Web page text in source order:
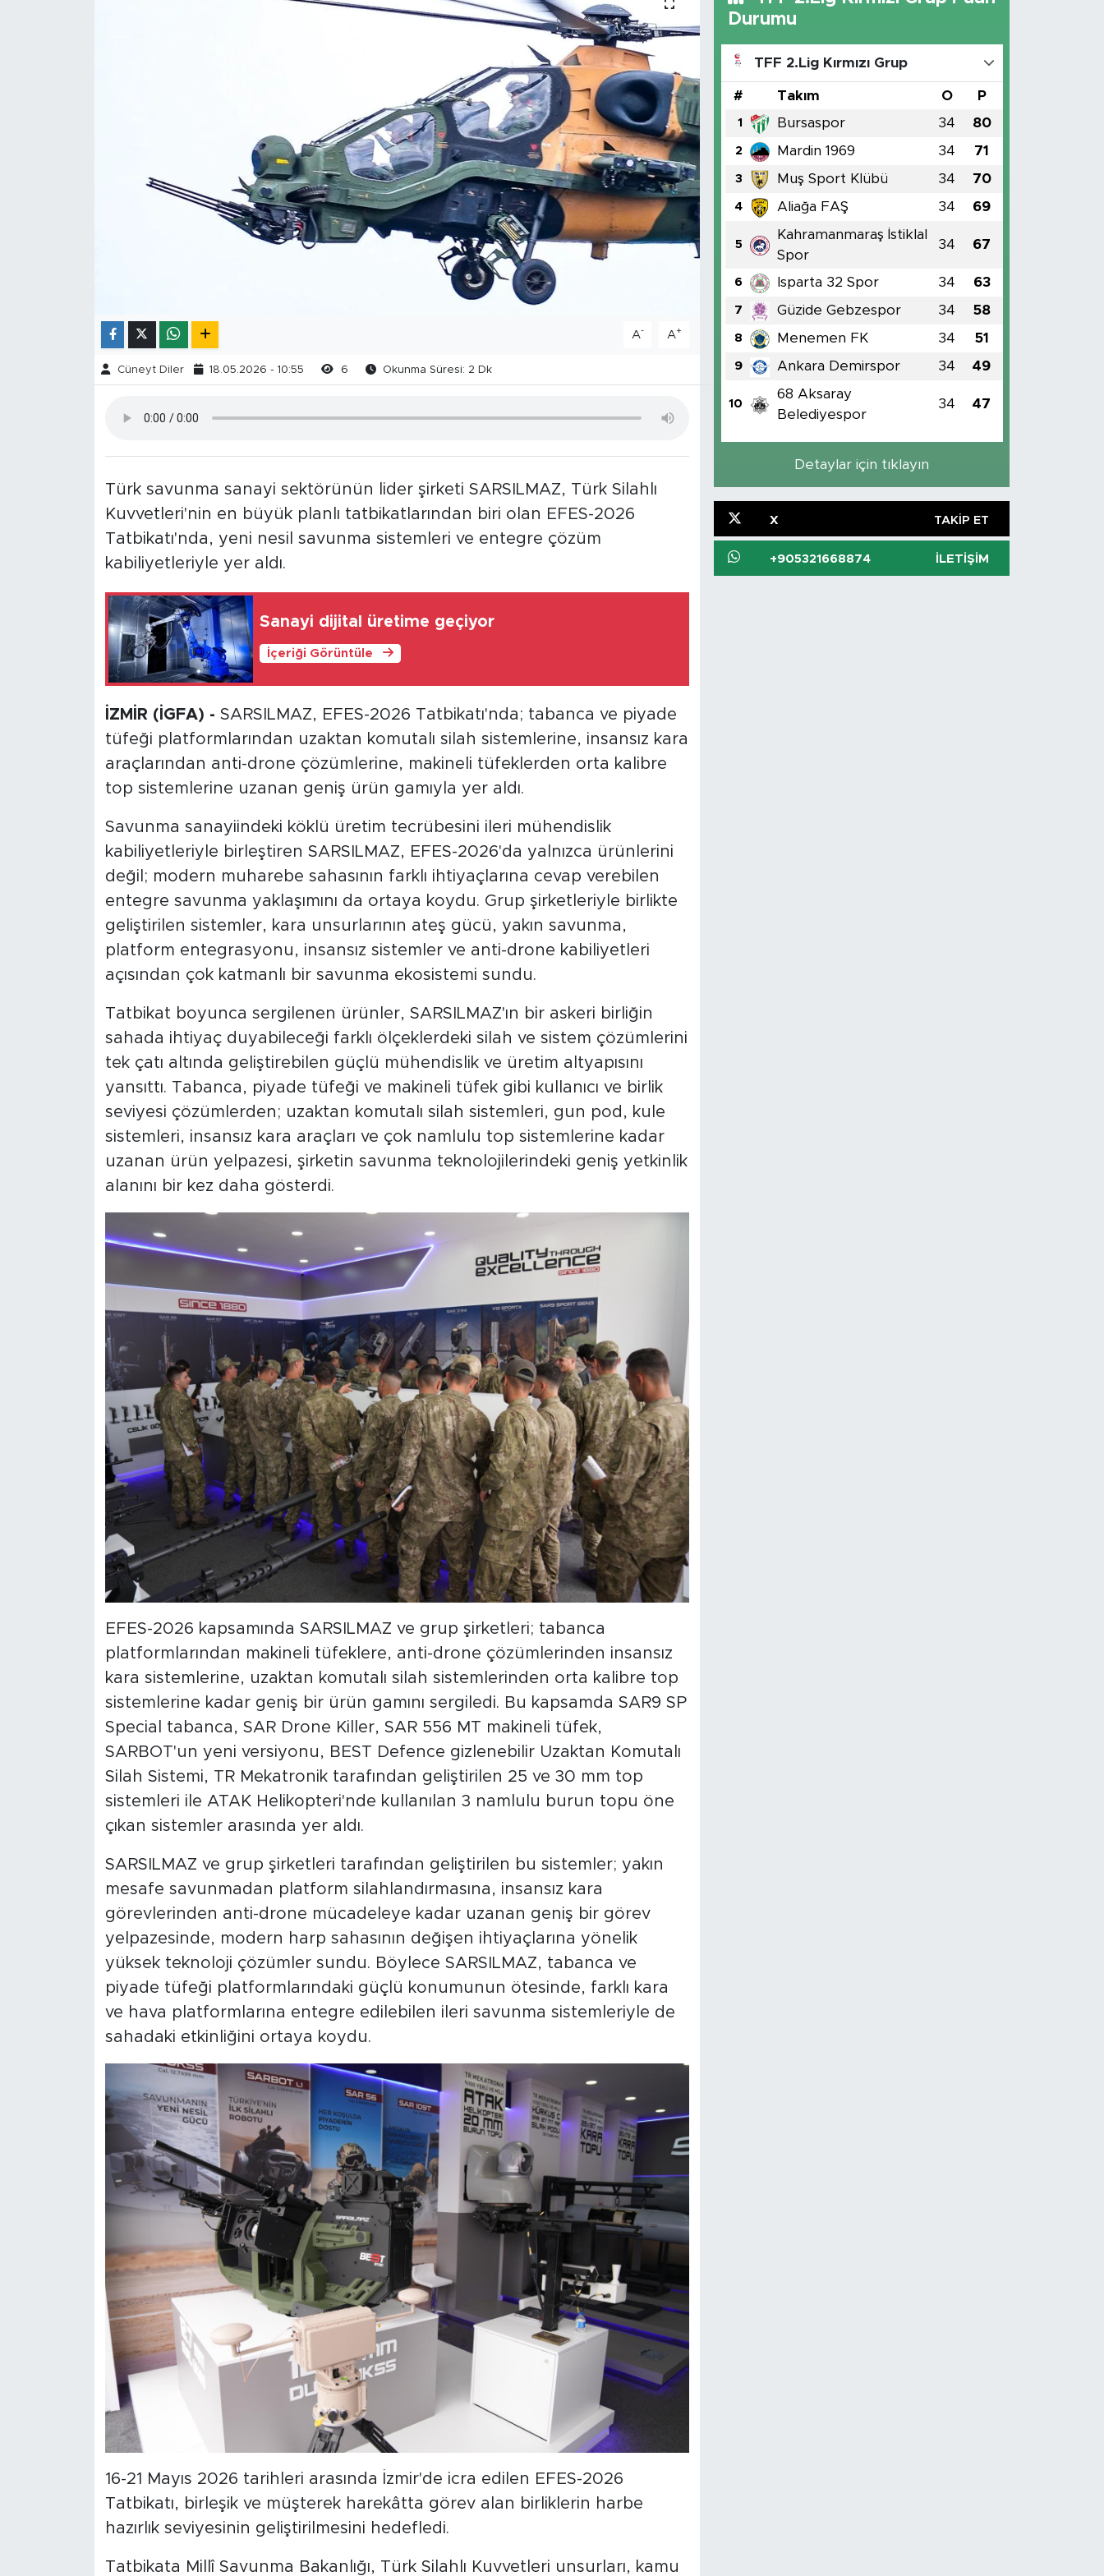
A- A+
Cüneyt Diler 18.05.2026 - 10:55 6 Okunma Süresi: 2 Dk
Türk savunma sanayi sektörünün lider şirketi SARSILMAZ, Türk Silahlı
Kuvvetleri'nin en büyük planlı tatbikatlarından biri olan EFES-2026
Tatbikatı'nda, yeni nesil savunma sistemleri ve entegre çözüm
kabiliyetleriyle yer aldı.
Sanayi dijital üretime geçiyor
İçeriği Görüntüle
İZMİR (İGFA) - SARSILMAZ, EFES-2026 Tatbikatı'nda; tabanca ve piyade
tüfeği platformlarından uzaktan komutalı silah sistemlerine, insansız kara
araçlarından anti-drone çözümlerine, makineli tüfeklerden orta kalibre
top sistemlerine uzanan geniş ürün gamıyla yer aldı.
Savunma sanayiindeki köklü üretim tecrübesini ileri mühendislik
kabiliyetleriyle birleştiren SARSILMAZ, EFES-2026'da yalnızca ürünlerini
değil; modern muharebe sahasının farklı ihtiyaçlarına cevap verebilen
entegre savunma yaklaşımını da ortaya koydu. Grup şirketleriyle birlikte
geliştirilen sistemler, kara unsurlarının ateş gücü, yakın savunma,
platform entegrasyonu, insansız sistemler ve anti-drone kabiliyetleri
açısından çok katmanlı bir savunma ekosistemi sundu.
Tatbikat boyunca sergilenen ürünler, SARSILMAZ'ın bir askeri birliğin
sahada ihtiyaç duyabileceği farklı ölçeklerdeki silah ve sistem çözümlerini
tek çatı altında geliştirebilen güçlü mühendislik ve üretim altyapısını
yansıttı. Tabanca, piyade tüfeği ve makineli tüfek gibi kullanıcı ve birlik
seviyesi çözümlerden; uzaktan komutalı silah sistemleri, gun pod, kule
sistemleri, insansız kara araçları ve çok namlulu top sistemlerine kadar
uzanan ürün yelpazesi, şirketin savunma teknolojilerindeki geniş yetkinlik
alanını bir kez daha gösterdi.
EFES-2026 kapsamında SARSILMAZ ve grup şirketleri; tabanca
platformlarından makineli tüfeklere, anti-drone çözümlerinden insansız
kara sistemlerine, uzaktan komutalı silah sistemlerinden orta kalibre top
sistemlerine kadar geniş bir ürün gamını sergiledi. Bu kapsamda SAR9 SP
Special tabanca, SAR Drone Killer, SAR 556 MT makineli tüfek,
SARBOT'un yeni versiyonu, BEST Defence gizlenebilir Uzaktan Komutalı
Silah Sistemi, TR Mekatronik tarafından geliştirilen 25 ve 30 mm top
sistemleri ile ATAK Helikopteri'nde kullanılan 3 namlulu burun topu öne
çıkan sistemler arasında yer aldı.
SARSILMAZ ve grup şirketleri tarafından geliştirilen bu sistemler; yakın
mesafe savunmadan platform silahlandırmasına, insansız kara
görevlerinden anti-drone mücadeleye kadar uzanan geniş bir görev
yelpazesinde, modern harp sahasının değişen ihtiyaçlarına yönelik
yüksek teknoloji çözümler sundu. Böylece SARSILMAZ, tabanca ve
piyade tüfeği platformlarındaki güçlü konumunun ötesinde, farklı kara
ve hava platformlarına entegre edilebilen ileri savunma sistemleriyle de
sahadaki etkinliğini ortaya koydu.
16-21 Mayıs 2026 tarihleri arasında İzmir'de icra edilen EFES-2026
Tatbikatı, birleşik ve müşterek harekâtta görev alan birliklerin harbe
hazırlık seviyesinin geliştirilmesini hedefledi.
Tatbikata Millî Savunma Bakanlığı, Türk Silahlı Kuvvetleri unsurları, kamu
Durumu
TFF 2.Lig Kırmızı Grup
# Takım O P
1 Bursaspor 34 80
2 Mardin 1969 34 71
3 Muş Sport Klübü 34 70
4 Aliağa FAŞ 34 69
5
Kahramanmaraş İstiklal
Spor
34 67
6 Isparta 32 Spor 34 63
7 Güzide Gebzespor 34 58
8 Menemen FK 34 51
9 Ankara Demirspor 34 49
10
68 Aksaray
Belediyespor
34 47
Detaylar için tıklayın
X TAKIP ET
+905321668874 İLETIŞIM